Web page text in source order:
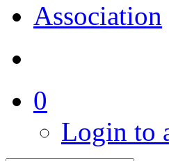
0
Login to